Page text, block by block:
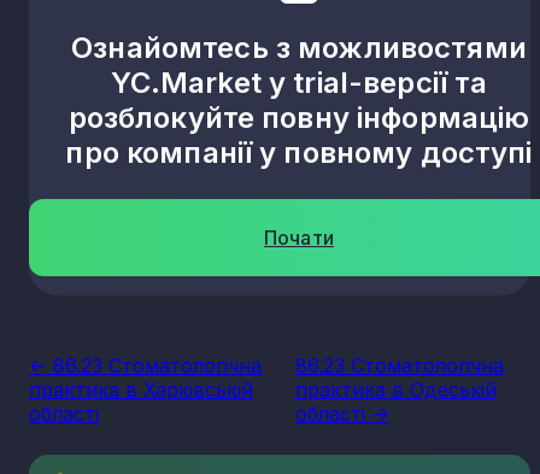
Ознайомтесь з можливостями
YC.Market у trial-версії та
розблокуйте повну інформацію
про компанії у повному доступі
Почати
<- 86.23 Стоматологічна
практика в Харківській
області
86.23 Стоматологічна
практика в Одеській
області ->